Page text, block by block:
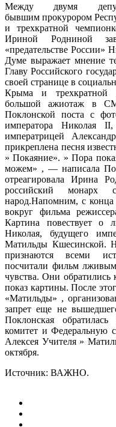
Между двумя
бывшим прокурором
и трехкратной
Ириной Родниной
«предательстве России»
Думе выражает мнение
Главу Российского
своей странице в
Крыма и трехкратной
большой ажиотаж в
Поклонской поста с
императора Николая
императрицей
прикреплена песня
» Покаяние». » Пора
можем» , — написала
отреагировала Ирина
российский
народ.Напомним, с конца
вокруг фильма
Картина повествует о
Николая, будущего
Матильды Кшесинской.
признаются всеми
посчитали фильм
чувства. Они обратились
показ картины. После
«Матильды» ,
запрет еще не
Поклонская
комитет и Федеральную
Алексея Учителя »
октября.
Источник: ВАЖНО.